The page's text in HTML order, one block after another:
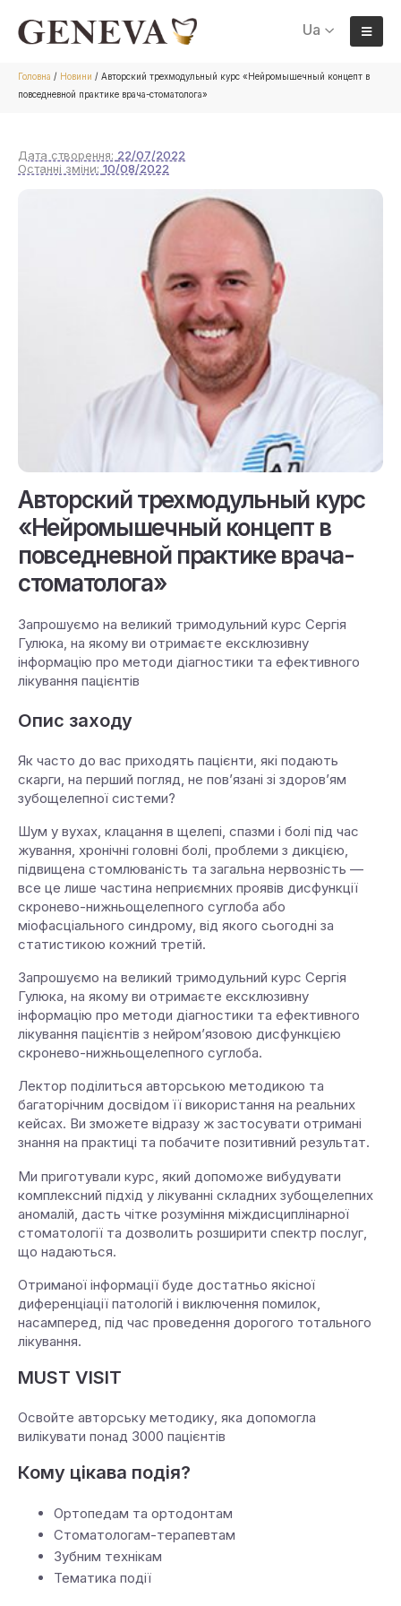
Ua
Головна / Новини / Авторский трехмодульный курс «Нейромышечный концепт в
повседневной практике врача-стоматолога»
Дата створення: 22/07/2022
Останні зміни: 10/08/2022
Авторский трехмодульный курс
«Нейромышечный концепт в
повседневной практике врача-
стоматолога»
Запрошуємо на великий тримодульний курс Сергія
Гулюка, на якому ви отримаєте ексклюзивну
інформацію про методи діагностики та ефективного
лікування пацієнтів
Опис заходу
Як часто до вас приходять пацієнти, які подають
скарги, на перший погляд, не пов’язані зі здоров’ям
зубощелепної системи?
Шум у вухах, клацання в щелепі, спазми і болі під час
жування, хронічні головні болі, проблеми з дикцією,
підвищена стомлюваність та загальна нервозність —
все це лише частина неприємних проявів дисфункції
скронево-нижньощелепного суглоба або
міофасціального синдрому, від якого сьогодні за
статистикою кожний третій.
Запрошуємо на великий тримодульний курс Сергія
Гулюка, на якому ви отримаєте ексклюзивну
інформацію про методи діагностики та ефективного
лікування пацієнтів з нейром’язовою дисфункцією
скронево-нижньощелепного суглоба.
Лектор поділиться авторською методикою та
багаторічним досвідом її використання на реальних
кейсах. Ви зможете відразу ж застосувати отримані
знання на практиці та побачите позитивний результат.
Ми приготували курс, який допоможе вибудувати
комплексний підхід у лікуванні складних зубощелепних
аномалій, дасть чітке розуміння міждисциплінарної
стоматології та дозволить розширити спектр послуг,
що надаються.
Отриманої інформації буде достатньо якісної
диференціації патологій і виключення помилок,
насамперед, під час проведення дорогого тотального
лікування.
MUST VISIT
Освойте авторську методику, яка допомогла
вилікувати понад 3000 пацієнтів
Кому цікава подія?
Ортопедам та ортодонтам
Стоматологам-терапевтам
Зубним технікам
Тематика події